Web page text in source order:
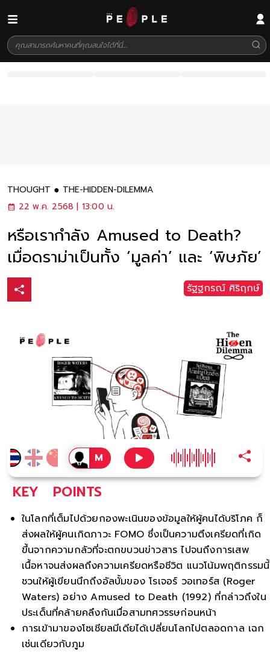
THOUGHT
THE-HIDDEN-DILEMMA
22 พ.ค. 2568 | 13:00 น.
หรือเรากำลัง Amused to Death?
เมื่อดราม่าเป็นทั้ง ‘มูลค่า’ และ ‘พิษภัย’
รัฐฐกรณ์ ศิริฤกษ์
KEY POINTS
ในโลกที่เต็มไปด้วยกองพะเนินของข้อมูลให้ผู้คนได้บริโภค ก็
ส่งผลให้ผู้คนเกิดภาวะ FOMO ซึ่งเป็นความตึงเครียดที่เกิด
ขึ้นจากความกลัวที่จะตกขบวนข่าวสาร ไปจนถึงการเสพ
เนื้อหาจนส่งผลถึงความเครียดหรือชีวิต แนวโน้มพฤติกรรมนี้
ชวนให้ผู้เขียนนึกถึงอัลบั้มของ โรเจอร์ วอเทอร์ส (Roger
Waters) อย่าง Amused to Death (1992) ที่กล่าวถึงใน
ประเด็นที่คล้ายคลึงกันเมื่อสามทศวรรษก่อนหน้า
การเข้ามาของโซเชียลมีเดียได้เปลี่ยนโลกไปตลอดกาล เฉก
เช่นเดียวกับภูมิทัศน์ของสื่อและตลาดของข้อมูลที่จะไม่ได้ผูก